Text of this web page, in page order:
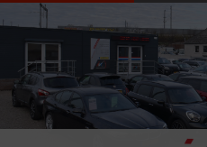
Paramètres avancés des cookies